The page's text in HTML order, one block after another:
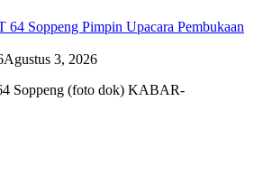
64 Soppeng Pimpin Upacara Pembukaan
Agustus 3, 2026
Soppeng (foto dok) KABAR-